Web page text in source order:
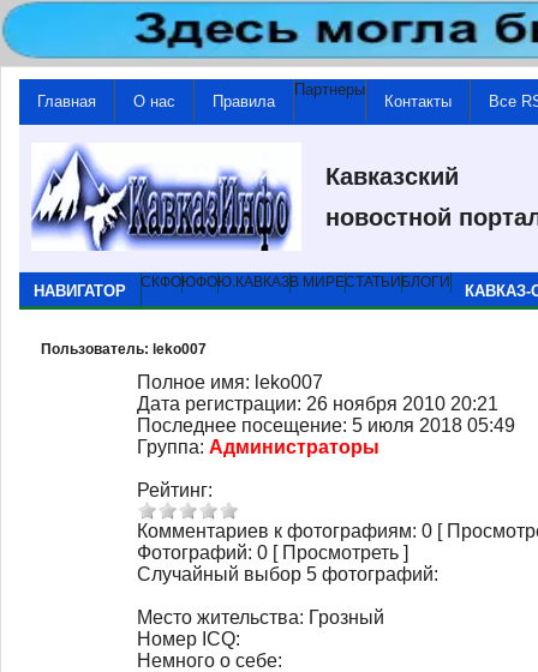
Главная О нас Правила
Партнеры
Контакты Все
Кавказский
новостной
НАВИГАТОР СКФОЮФОЮ.КАВКАЗВ МИРЕСТАТЬИ БЛОГИ
Пользователь: leko007
Полное имя: leko007
Дата регистрации: 26 ноября 2010 20:21
Последнее посещение: 5 июля 2018 05:49
Группа: Администраторы
Рейтинг:
Комментариев к фотографиям: 0 [
Фотографий: 0 [ Просмотреть ]
Случайный выбор 5 фотографий:
Место жительства: Грозный
Номер ICQ:
Немного о себе: